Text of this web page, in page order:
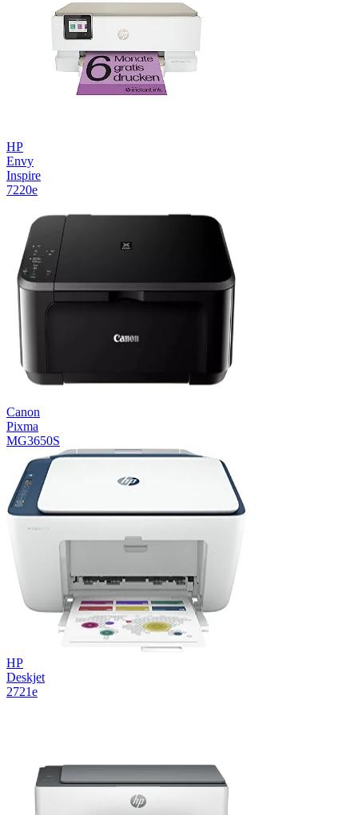
HP
Envy
Inspire
7220e
Canon
Pixma
MG3650S
HP
Deskjet
2721e